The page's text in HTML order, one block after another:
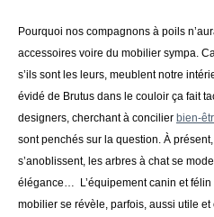
Pourquoi nos compagnons à poils
accessoires voire du mobilier sympa.
s’ils sont les leurs, meublent notre
évidé de Brutus dans le couloir ça fait
designers, cherchant à concilier bien-
sont penchés sur la question. À
s’anoblissent, les arbres à chat se
élégance… L’équipement canin et félin
mobilier se révèle, parfois, aussi utile